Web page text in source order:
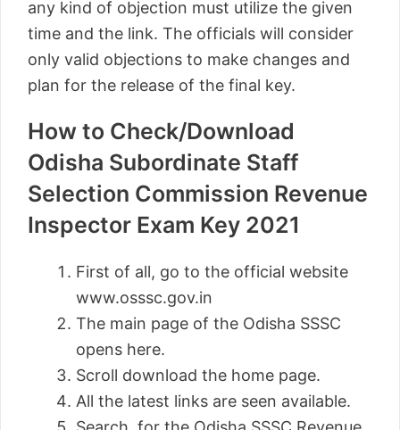
any kind of objection must utilize the given
time and the link. The officials will consider
only valid objections to make changes and
plan for the release of the final key.
How to Check/Download
Odisha Subordinate Staff
Selection Commission Revenue
Inspector Exam Key 2021
First of all, go to the official website
www.osssc.gov.in
The main page of the Odisha SSSC
opens here.
Scroll download the home page.
All the latest links are seen available.